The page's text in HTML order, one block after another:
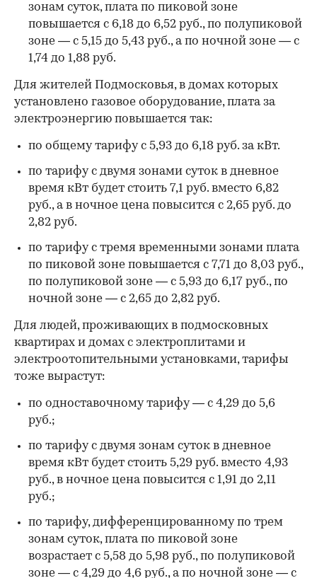
зонам суток, плата по пиковой зоне
повышается с 6,18 до 6,52 руб., по полупиковой
зоне — с 5,15 до 5,43 руб., а по ночной зоне — с
1,74 до 1,88 руб.
Для жителей Подмосковья, в домах которых
установлено газовое оборудование, плата за
электроэнергию повышается так:
по общему тарифу с 5,93 до 6,18 руб. за кВт.
по тарифу с двумя зонами суток в дневное
время кВт будет стоить 7,1 руб. вместо 6,82
руб., а в ночное цена повысится с 2,65 руб. до
2,82 руб.
по тарифу с тремя временными зонами плата
по пиковой зоне повышается с 7,71 до 8,03 руб.,
по полупиковой зоне — с 5,93 до 6,17 руб., по
ночной зоне — с 2,65 до 2,82 руб.
Для людей, проживающих в подмосковных
квартирах и домах с электроплитами и
электроотопительными установками, тарифы
тоже вырастут:
по одноставочному тарифу — с 4,29 до 5,6
руб.;
по тарифу с двумя зонам суток в дневное
время кВт будет стоить 5,29 руб. вместо 4,93
руб., в ночное цена повысится с 1,91 до 2,11
руб.;
по тарифу, дифференцированному по трем
зонам суток, плата по пиковой зоне
возрастает с 5,58 до 5,98 руб., по полупиковой
зоне — с 4,29 до 4,6 руб., а по ночной зоне — с